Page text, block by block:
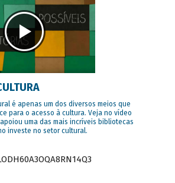
é apenas um dos diversos meios que
para o acesso à cultura. Veja no vídeo
uma das mais incríveis bibliotecas
investe no setor cultural.